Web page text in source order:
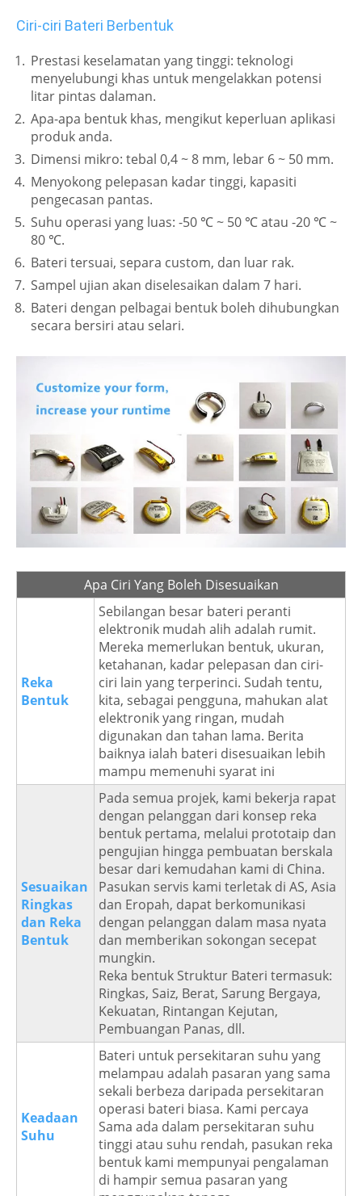
Ciri-ciri Bateri Berbentuk
Prestasi keselamatan yang tinggi: teknologi
menyelubungi khas untuk mengelakkan potensi
litar pintas dalaman.
Apa-apa bentuk khas, mengikut keperluan aplikasi
produk anda.
Dimensi mikro: tebal 0,4 ~ 8 mm, lebar 6 ~ 50 mm.
Menyokong pelepasan kadar tinggi, kapasiti
pengecasan pantas.
Suhu operasi yang luas: -50 ℃ ~ 50 ℃ atau -20 ℃ ~
80 ℃.
Bateri tersuai, separa custom, dan luar rak.
Sampel ujian akan diselesaikan dalam 7 hari.
Bateri dengan pelbagai bentuk boleh dihubungkan
secara bersiri atau selari.
Apa Ciri Yang Boleh Disesuaikan
Reka
Bentuk
Sebilangan besar bateri peranti
elektronik mudah alih adalah rumit.
Mereka memerlukan bentuk, ukuran,
ketahanan, kadar pelepasan dan ciri-
ciri lain yang terperinci. Sudah tentu,
kita, sebagai pengguna, mahukan alat
elektronik yang ringan, mudah
digunakan dan tahan lama. Berita
baiknya ialah bateri disesuaikan lebih
mampu memenuhi syarat ini
Sesuaikan
Ringkas
dan Reka
Bentuk
Pada semua projek, kami bekerja rapat
dengan pelanggan dari konsep reka
bentuk pertama, melalui prototaip dan
pengujian hingga pembuatan berskala
besar dari kemudahan kami di China.
Pasukan servis kami terletak di AS, Asia
dan Eropah, dapat berkomunikasi
dengan pelanggan dalam masa nyata
dan memberikan sokongan secepat
mungkin.
Reka bentuk Struktur Bateri termasuk:
Ringkas, Saiz, Berat, Sarung Bergaya,
Kekuatan, Rintangan Kejutan,
Pembuangan Panas, dll.
Keadaan
Suhu
Bateri untuk persekitaran suhu yang
melampau adalah pasaran yang sama
sekali berbeza daripada persekitaran
operasi bateri biasa. Kami percaya
Sama ada dalam persekitaran suhu
tinggi atau suhu rendah, pasukan reka
bentuk kami mempunyai pengalaman
di hampir semua pasaran yang